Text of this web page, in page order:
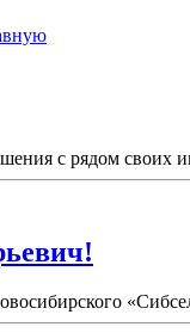
с рядом своих